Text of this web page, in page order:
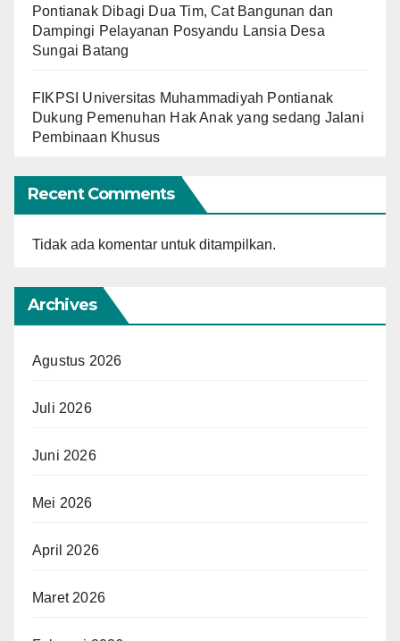
Pontianak Dibagi Dua Tim, Cat Bangunan dan
Dampingi Pelayanan Posyandu Lansia Desa
Sungai Batang
FIKPSI Universitas Muhammadiyah Pontianak
Dukung Pemenuhan Hak Anak yang sedang Jalani
Pembinaan Khusus
Recent Comments
Tidak ada komentar untuk ditampilkan.
Archives
Agustus 2026
Juli 2026
Juni 2026
Mei 2026
April 2026
Maret 2026